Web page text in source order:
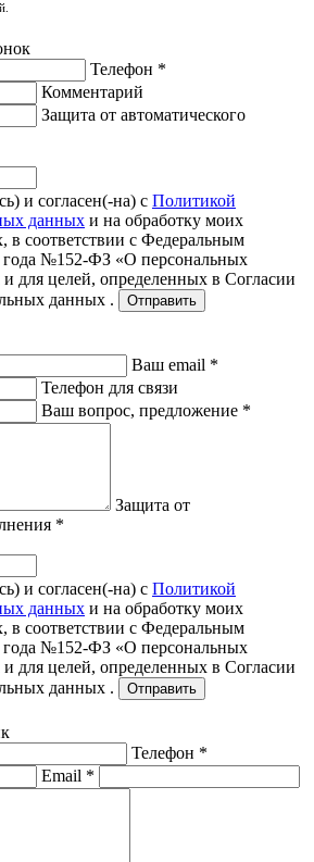
Телефон *
Комментарий
Защита от автоматического
и согласен(-на) с Политикой
данных и на обработку моих
в соответствии с Федеральным
года №152-ФЗ «О персональных
для целей, определенных в Согласии
данных .
Отправить
Ваш email *
Телефон для связи
Ваш вопрос, предложение *
Защита от
*
и согласен(-на) с Политикой
данных и на обработку моих
в соответствии с Федеральным
года №152-ФЗ «О персональных
для целей, определенных в Согласии
данных .
Отправить
Телефон *
Email *